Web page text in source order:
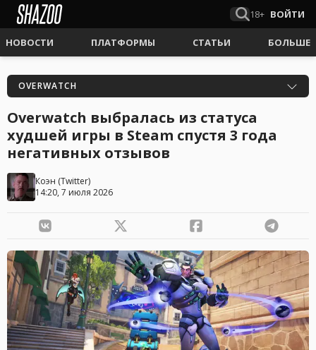
18+ ВОЙТИ
НОВОСТИ ПЛАТФОРМЫ СТАТЬИ БОЛЬШЕ
OVERWATCH
Overwatch выбралась из статуса
худшей игры в Steam спустя 3 года
негативных отзывов
Коэн (Twitter)
14:20, 7 июля 2026